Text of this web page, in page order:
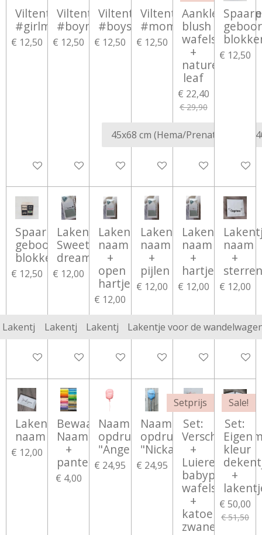
Viltentas
#girlmom
€ 12,50
Bekijk details
Viltentas
#boymom
€ 12,50
Bekijk details
Viltentas
#boysmom
€ 12,50
Bekijk details
Viltentas
#momlife
€ 12,50
Bekijk details
blush
wafelstof
+
nature
leaf
€ 22,40
€ 29,90
In winkelwagen
€ 12,50
Bekijk
Spaarpot
geboortegegevens
blokken
€ 12,50
Bekijk details
Lakentje
Sweet
dreams
€ 12,00
Bekijk details
Lakentje
naam
+
open
hartjes
€ 12,00
Bekijk details
Lakentje
naam
+
pijlen
€ 12,00
Bekijk details
Lakentje
naam
+
hartjes
€ 12,00
Bekijk details
naam
+
sterren
€ 12,00
Bekijk
Lakentje
naam
€ 12,00
Bewaarbundel
Naam
+
panter
€ 4,00
Naamballon
opdruk
"Angelina"
€ 24,95
Naamballon
opdruk
"Nickainley"
€ 24,95
Setprijs
Set:
+
Luieretui
babypink
wafelstof
+
katoen
zwanen
Sale!
Set:
Eigen
kleur
+
€ 50,00
€ 51,50